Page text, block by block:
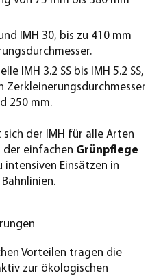
IMH 30, bis zu 410 mm
IMH 3.2 SS bis IMH 5.2 SS,
Zerkleinerungsdurchmesser
250 mm.
der IMH für alle Arten
der einfachen Grünpflege
intensiven Einsätzen in
Vorteilen tragen die
zur ökologischen